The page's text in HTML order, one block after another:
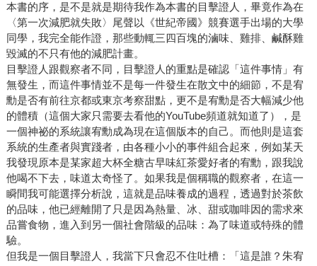
本書的序，是不是就是期待我作為本書的目擊證人，畢竟作為在
〈第一次減肥就失敗〉尾聲以《世紀帝國》競賽選手出場的大學
同學，我完全能作證，那些動輒三四百塊的滷味、雞排、鹹酥雞
毀滅的不只有他的減肥計畫。
目擊證人跟觀察者不同，目擊證人的重點是確認「這件事情」有
無發生，而這件事情並不是每一件發生在散文中的細節，不是宥
勳是否有前往京都或東京考察甜點，更不是宥勳是否大幅減少他
的體積（這個大家只需要去看他的YouTube頻道就知道了），是
一個神祕的系統讓宥勳成為現在這個版本的自己。而他則是這套
系統的生產者與實踐者，由各種小小的事件組合起來，例如某天
我發現原本是某家超大杯全糖古早味紅茶愛好者的宥勳，跟我說
他喝不下去，味道太奇怪了。如果我是個稱職的觀察者，在這一
瞬間我可能選擇分析說，這就是品味養成的過程，透過對於茶飲
的品味，他已經離開了只是因為熱量、冰、甜或咖啡因的需求來
品嘗食物，進入到另一個社會階級的品味：為了味道或特殊的體
驗。
但我是一個目擊證人，我當下只會忍不住吐槽：「這是誰？朱宥